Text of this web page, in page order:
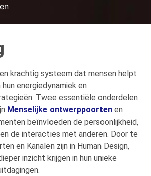
krachtig systeem dat mensen helpt
energiedynamiek en
Twee essentiële onderdelen
Menselijke ontwerppoorten en
beïnvloeden de persoonlijkheid,
de interacties met anderen. Door te
en Kanalen zijn in Human Design,
inzicht krijgen in hun unieke